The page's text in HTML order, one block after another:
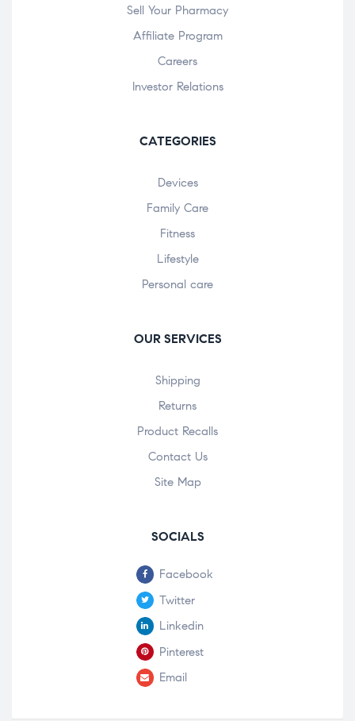
Sell Your Pharmacy
Affiliate Program
Careers
Investor Relations
CATEGORIES
Devices
Family Care
Fitness
Lifestyle
Personal care
OUR SERVICES
Shipping
Returns
Product Recalls
Contact Us
Site Map
SOCIALS
Facebook
Twitter
Linkedin
Pinterest
Email